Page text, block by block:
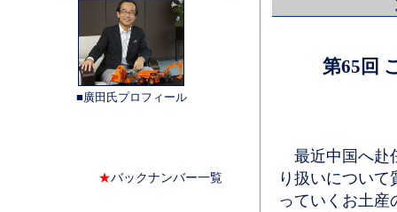
■廣田氏プロフィール
★バックナンバー一覧
第65回
最近中国へ赴
り扱いについ
っていくお土産